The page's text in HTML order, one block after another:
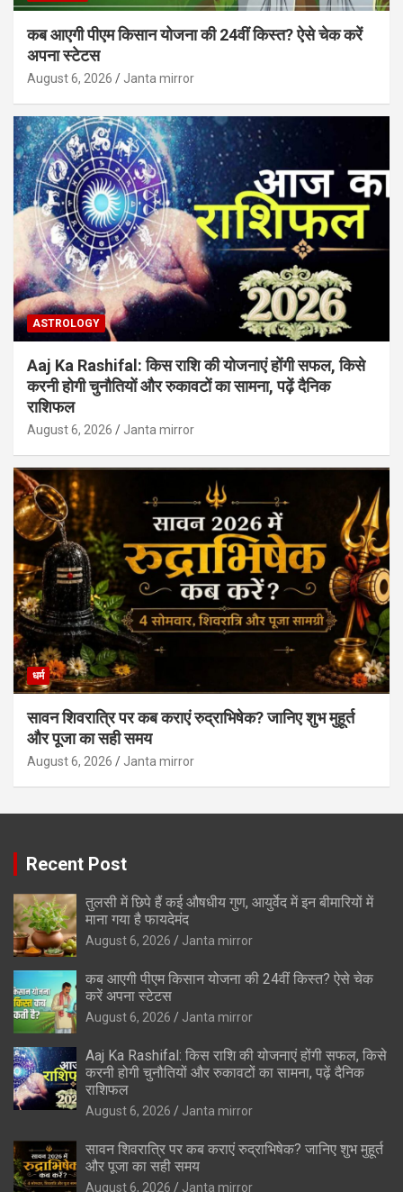
कब आएगी पीएम किसान योजना की 24वीं किस्त? ऐसे चेक करें
अपना स्टेटस
August 6, 2026 Janta mirror
ASTROLOGY
Aaj Ka Rashifal: किस राशि की योजनाएं होंगी सफल, किसे
करनी होगी चुनौतियों और रुकावटों का सामना, पढ़ें दैनिक
राशिफल
August 6, 2026 Janta mirror
धर्म
सावन शिवरात्रि पर कब कराएं रुद्राभिषेक? जानिए शुभ मुहूर्त
और पूजा का सही समय
August 6, 2026 Janta mirror
Recent Post
तुलसी में छिपे हैं कई औषधीय गुण, आयुर्वेद में इन बीमारियों में
माना गया है फायदेमंद
August 6, 2026 Janta mirror
कब आएगी पीएम किसान योजना की 24वीं किस्त? ऐसे चेक
करें अपना स्टेटस
August 6, 2026 Janta mirror
Aaj Ka Rashifal: किस राशि की योजनाएं होंगी सफल, किसे
करनी होगी चुनौतियों और रुकावटों का सामना, पढ़ें दैनिक
राशिफल
August 6, 2026 Janta mirror
सावन शिवरात्रि पर कब कराएं रुद्राभिषेक? जानिए शुभ मुहूर्त
और पूजा का सही समय
August 6, 2026 Janta mirror